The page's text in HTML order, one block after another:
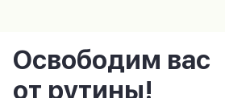
Освободим вас
от рутины!